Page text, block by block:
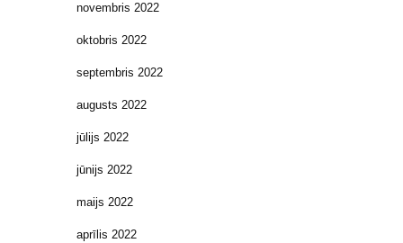
novembris 2022
oktobris 2022
septembris 2022
augusts 2022
jūlijs 2022
jūnijs 2022
maijs 2022
aprīlis 2022